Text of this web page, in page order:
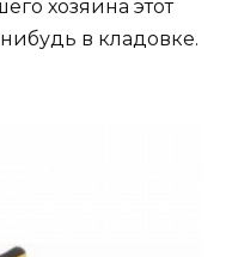
хозяина этот
в кладовке.